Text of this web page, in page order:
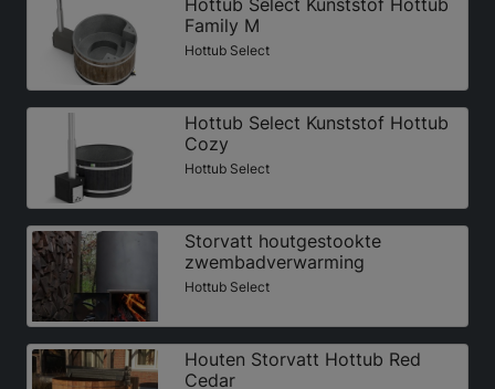
Hottub Select Kunststof Hottub
Family M
Hottub Select
Hottub Select Kunststof Hottub
Cozy
Hottub Select
Storvatt houtgestookte
zwembadverwarming
Hottub Select
Houten Storvatt Hottub Red
Cedar